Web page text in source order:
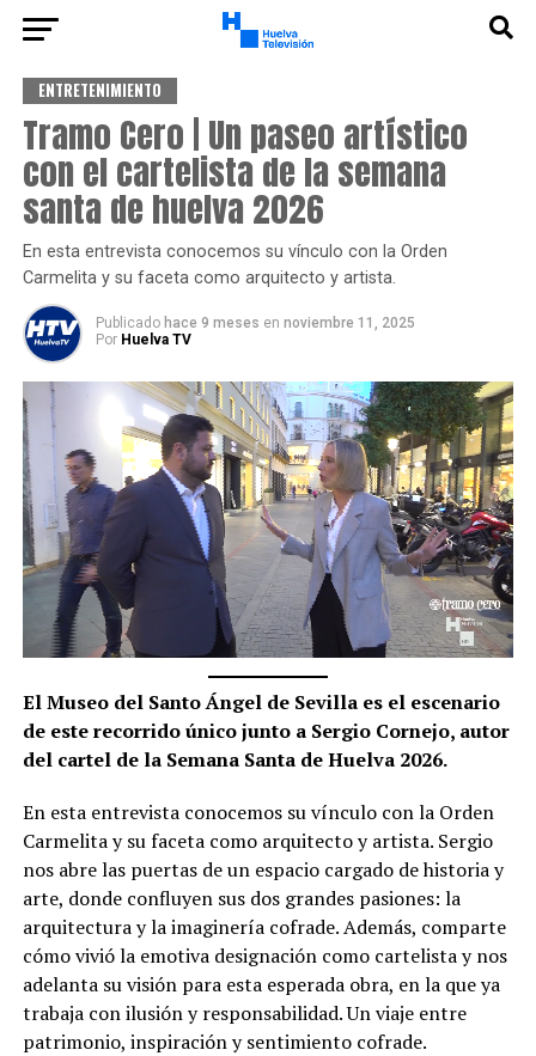
ENTRETENIMIENTO
Tramo Cero | Un paseo artístico
con el cartelista de la semana
santa de huelva 2026
En esta entrevista conocemos su vínculo con la Orden
Carmelita y su faceta como arquitecto y artista.
Publicado hace 9 meses en noviembre 11, 2025
Por Huelva TV
El Museo del Santo Ángel de Sevilla es el escenario
de este recorrido único junto a Sergio Cornejo, autor
del cartel de la Semana Santa de Huelva 2026.
En esta entrevista conocemos su vínculo con la Orden
Carmelita y su faceta como arquitecto y artista. Sergio
nos abre las puertas de un espacio cargado de historia y
arte, donde confluyen sus dos grandes pasiones: la
arquitectura y la imaginería cofrade. Además, comparte
cómo vivió la emotiva designación como cartelista y nos
adelanta su visión para esta esperada obra, en la que ya
trabaja con ilusión y responsabilidad. Un viaje entre
patrimonio, inspiración y sentimiento cofrade.